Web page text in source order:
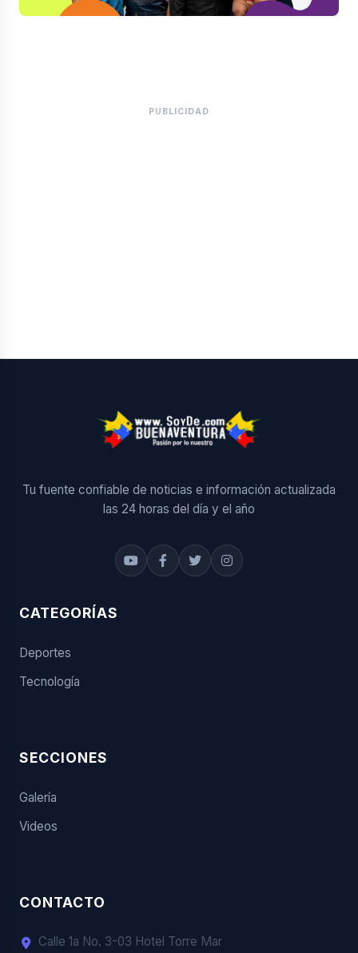
PUBLICIDAD
Tu fuente confiable de noticias e información actualizada
las 24 horas del día y el año
CATEGORÍAS
Deportes
Tecnología
SECCIONES
Galería
Videos
CONTACTO
Calle 1a No. 3-03 Hotel Torre Mar